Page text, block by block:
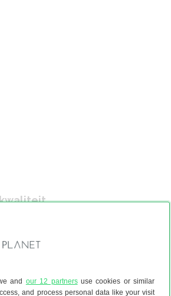
and our 12 partnersuse cookies or similar
and process personal data like your visit
telelenscamera en
Dat hoeft echter niet. Het bedrijf kan er